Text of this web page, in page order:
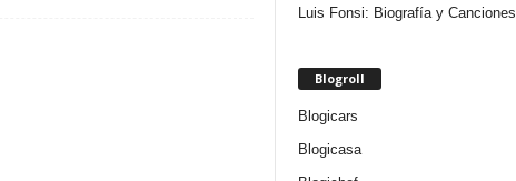
Luis Fonsi: Biografía y Canciones
Blogroll
Blogicars
Blogicasa